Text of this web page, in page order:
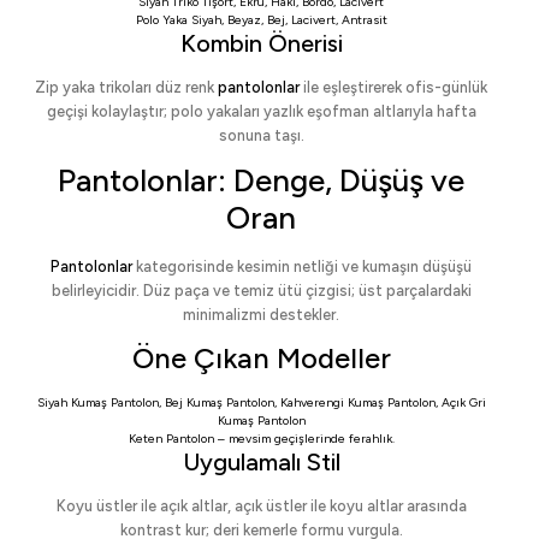
Polo Yaka Siyah, Beyaz, Bej, Lacivert, Antrasit
Kombin Önerisi
Zip yaka trikoları düz renk pantolonlarile eşleştirerek ofis-günlük
geçişi kolaylaştır; polo yakaları yazlık eşofman altlarıyla hafta
sonuna taşı.
Pantolonlar: Denge, Düşüş ve
Oran
Pantolonlarkategorisinde kesimin netliği ve kumaşın düşüşü
belirleyicidir. Düz paça ve temiz ütü çizgisi; üst parçalardaki
minimalizmi destekler.
Öne Çıkan Modeller
Siyah Kumaş Pantolon, Bej Kumaş Pantolon, Kahverengi Kumaş Pantolon, Açık Gri
Kumaş Pantolon
Keten Pantolon– mevsim geçişlerinde ferahlık.
Uygulamalı Stil
Koyu üstler ile açık altlar, açık üstler ile koyu altlar arasında
kontrast kur; deri kemerle formu vurgula.